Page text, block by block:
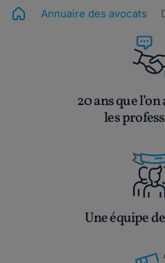
Annuaire des avocats
20 ans que
les
Une équipe